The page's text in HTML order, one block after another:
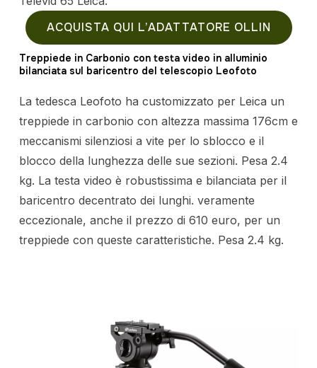
ACQUISTA QUI L’ADATTATORE OLLIN
Treppiede in Carbonio con testa video in alluminio
bilanciata sul baricentro del telescopio Leofoto
La tedesca Leofoto ha customizzato per Leica un
treppiede in carbonio con altezza massima 176cm e
meccanismi silenziosi a vite per lo sblocco e il
blocco della lunghezza delle sue sezioni. Pesa 2.4
kg. La testa video è robustissima e bilanciata per il
baricentro decentrato dei lunghi. veramente
eccezionale, anche il prezzo di 610 euro, per un
treppiede con queste caratteristiche. Pesa 2.4 kg.